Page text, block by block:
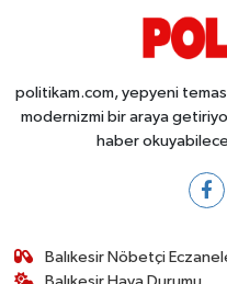
politikam.com, yepyeni
modernizmi bir araya
haber
Balıkesir Nöbetçi
Balıkesir Hava Durumu